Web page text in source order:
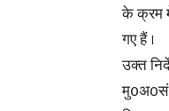
के क्रम
गए हैं ।
उक्त